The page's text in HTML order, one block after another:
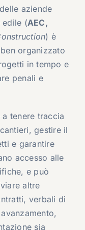
aziende
edile (AEC,
) è
organizzato
in tempo e
penali e
a tenere traccia
gestire il
e garantire
accesso alle
e può
altre
verbali di
sia